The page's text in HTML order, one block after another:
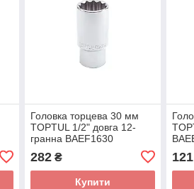
Головка торцева 30 мм
TOPTUL 1/2" довга 12-
гранна BAEF1630
282₴
Купити
121